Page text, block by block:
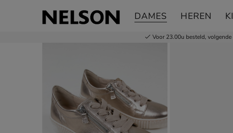
DAMES HEREN
Voor 23.00u besteld,
Gabor Best Fitting
Lage sneakers